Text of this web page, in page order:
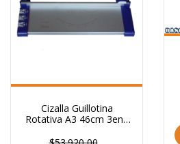
Cizalla Guillotina
Rotativa A3 46cm 3en1